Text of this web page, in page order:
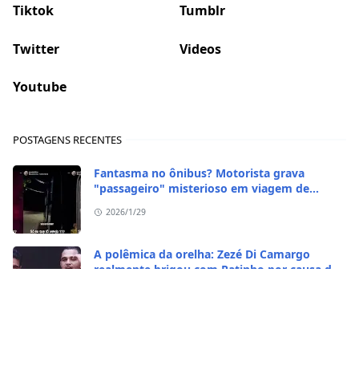
Tiktok Tumblr
Twitter Videos
Youtube
POSTAGENS RECENTES
Fantasma no ônibus? Motorista grava
"passageiro" misterioso em viagem de
2026/1/29
A polêmica da orelha: Zezé Di Camargo
realmente brigou com Ratinho por causa do